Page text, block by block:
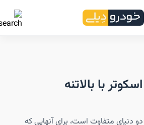
با بالاتنه
دنیای متفاوت است، برای آنهایی که